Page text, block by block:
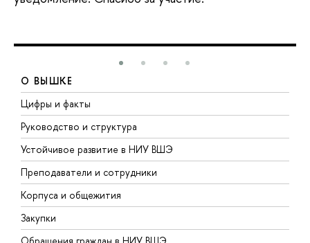
О ВЫШКЕ
Цифры и факты
Руководство и структура
Устойчивое развитие в НИУ ВШЭ
Преподаватели и сотрудники
Корпуса и общежития
Закупки